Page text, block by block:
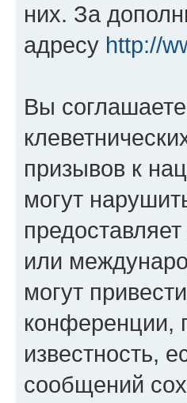
них. За
адресу http://
Вы
призывов к
могут
или
могут
конференции,
известность,
сообщений